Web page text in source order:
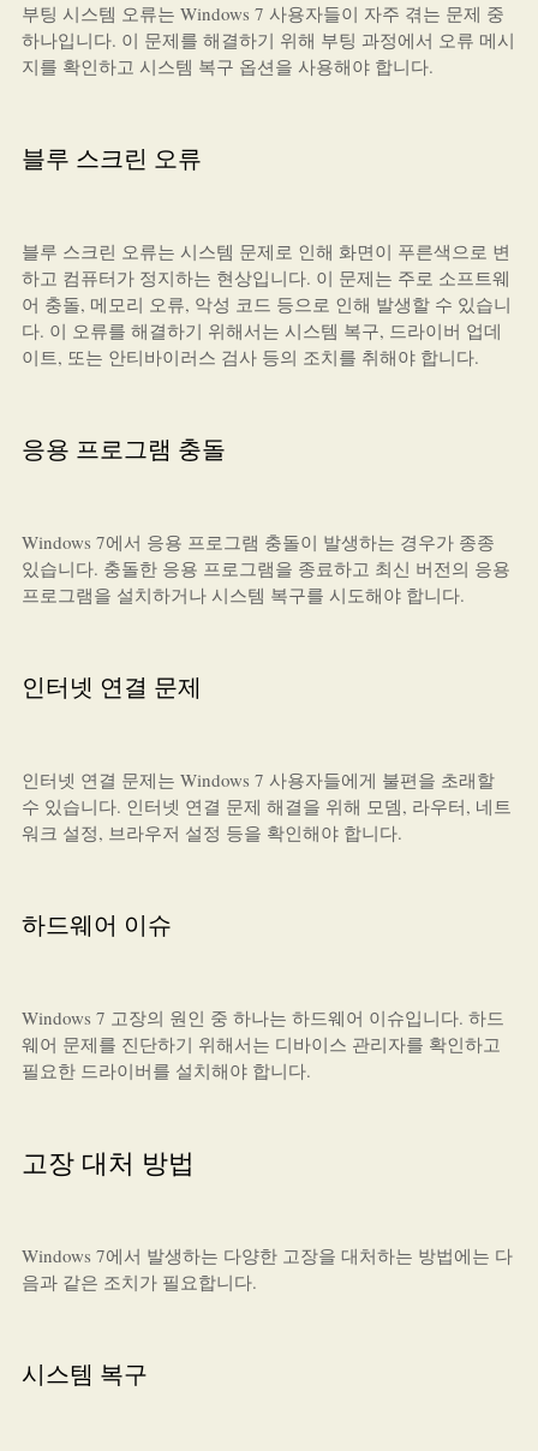
부팅 시스템 오류는 Windows 7 사용자들이 자주 겪는 문제 중
하나입니다. 이 문제를 해결하기 위해 부팅 과정에서 오류 메시
지를 확인하고 시스템 복구 옵션을 사용해야 합니다.
블루 스크린 오류
블루 스크린 오류는 시스템 문제로 인해 화면이 푸른색으로 변
하고 컴퓨터가 정지하는 현상입니다. 이 문제는 주로 소프트웨
어 충돌, 메모리 오류, 악성 코드 등으로 인해 발생할 수 있습니
다. 이 오류를 해결하기 위해서는 시스템 복구, 드라이버 업데
이트, 또는 안티바이러스 검사 등의 조치를 취해야 합니다.
응용 프로그램 충돌
Windows 7에서 응용 프로그램 충돌이 발생하는 경우가 종종
있습니다. 충돌한 응용 프로그램을 종료하고 최신 버전의 응용
프로그램을 설치하거나 시스템 복구를 시도해야 합니다.
인터넷 연결 문제
인터넷 연결 문제는 Windows 7 사용자들에게 불편을 초래할
수 있습니다. 인터넷 연결 문제 해결을 위해 모뎀, 라우터, 네트
워크 설정, 브라우저 설정 등을 확인해야 합니다.
하드웨어 이슈
Windows 7 고장의 원인 중 하나는 하드웨어 이슈입니다. 하드
웨어 문제를 진단하기 위해서는 디바이스 관리자를 확인하고
필요한 드라이버를 설치해야 합니다.
고장 대처 방법
Windows 7에서 발생하는 다양한 고장을 대처하는 방법에는 다
음과 같은 조치가 필요합니다.
시스템 복구